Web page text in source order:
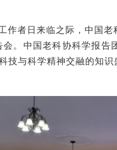
作者日来临之际，中国
。中国老科协科学报
技与科学精神交融的知